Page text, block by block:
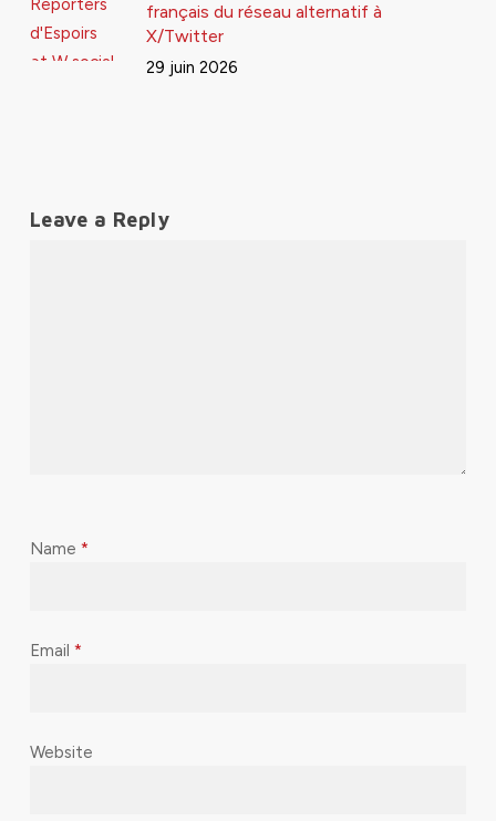
français du réseau alternatif à
X/Twitter
29 juin 2026
Leave a Reply
Name *
Email *
Website